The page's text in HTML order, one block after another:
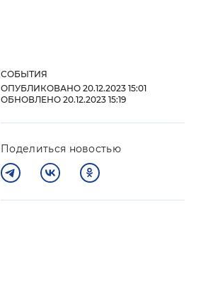
СОБЫТИЯ
ОПУБЛИКОВАНО 20.12.2023 15:01
ОБНОВЛЕНО 20.12.2023 15:19
Поделиться новостью